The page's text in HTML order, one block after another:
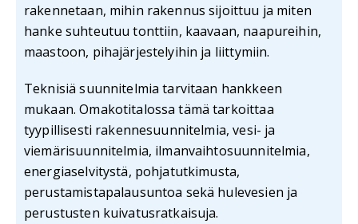
rakennetaan, mihin rakennus sijoittuu ja miten
hanke suhteutuu tonttiin, kaavaan, naapureihin,
maastoon, pihajärjestelyihin ja liittymiin.
Teknisiä suunnitelmia tarvitaan hankkeen
mukaan. Omakotitalossa tämä tarkoittaa
tyypillisesti rakennesuunnitelmia, vesi- ja
viemärisuunnitelmia, ilmanvaihtosuunnitelmia,
energiaselvitystä, pohjatutkimusta,
perustamistapalausuntoa sekä hulevesien ja
perustusten kuivatusratkaisuja.